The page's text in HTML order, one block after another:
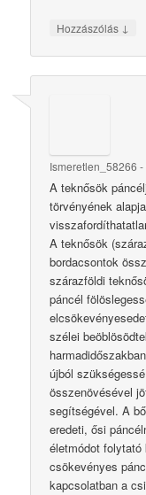
Hozzászólás ↓
Ismeretlen_58266 -
A teknősök
törvényének
A teknősök
bordacsontok
szárazföldi
páncél
szélei
újból
összenövésével
segítségével. A
eredeti, ősi
életmódot folytató
csökevényes
kapcsolatban a